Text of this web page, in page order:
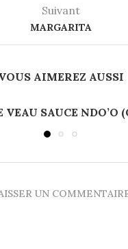
Suivant
MARGARITA
AIMEREZ AUSSI
VEAU SAUCE NDO’O
UN